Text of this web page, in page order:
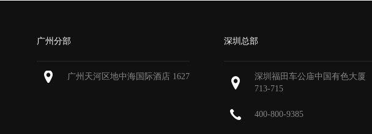
广州分部
广州天河区地中海国际酒店 1627
深圳总部
深圳福田车公庙中国有色大厦
713-715
400-800-9385